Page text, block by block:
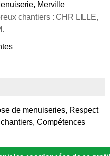
Merville
chantiers : CHR LILLE,
de menuiseries, Respect
Compétences